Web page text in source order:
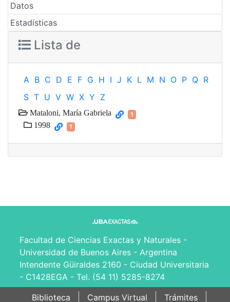
Datos
Estadísticas
Lista de
A B C D E F G H I J K L M N O P Q R
S T U V W X Y Z
Mataloni, María Gabriela 1
1998 1
Facultad de Ciencias Exactas y Naturales -
Universidad de Buenos Aires - Argentina
Intendente Güiraldes 2160 - Ciudad Universitaria
- C1428EGA - Tel. (54 11) 5285-8274
Biblioteca
Campus Virtual Trámites